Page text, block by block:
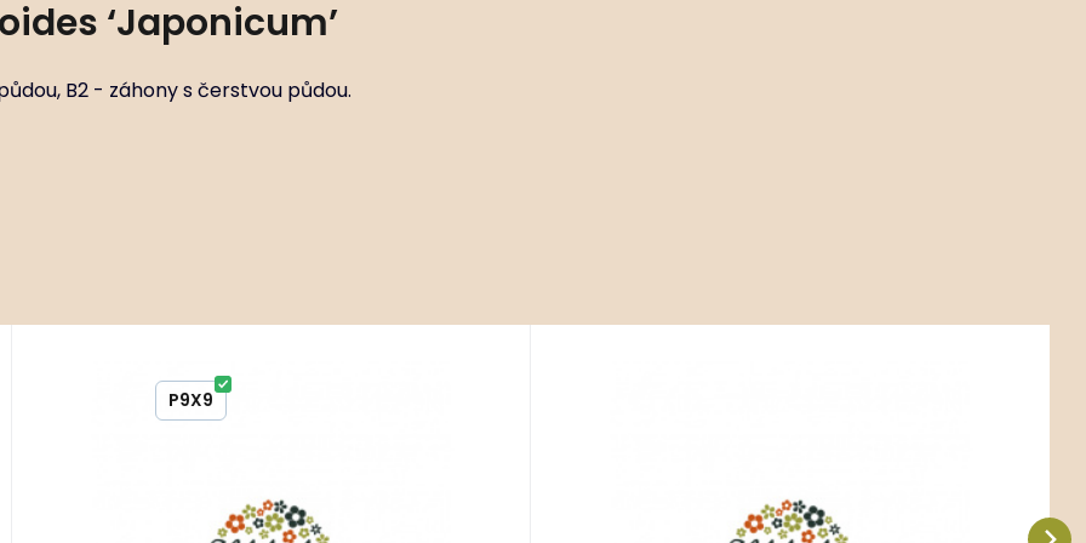
‘Japonicum’
B2 - záhony s čerstvou půdou.
Pennisetum alopecuroides
Kód:
P9X9
Stanovištní okruhy FR2 - otevřené plochy s čerstvou